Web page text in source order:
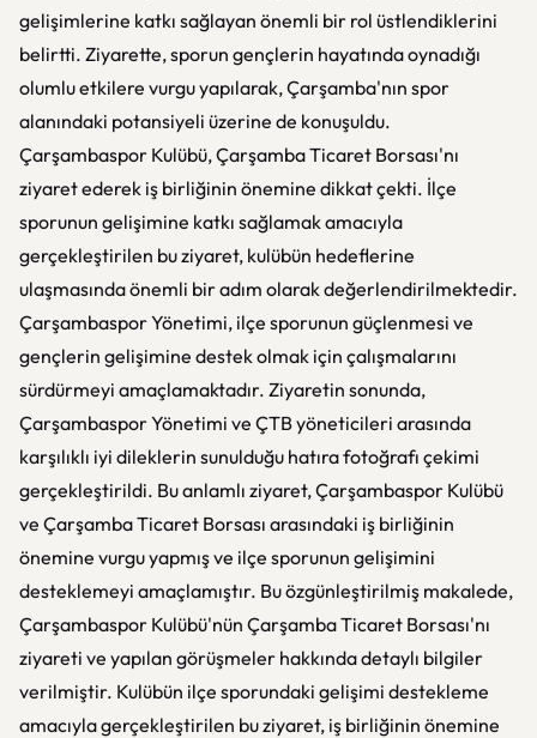
gelişimlerine katkı sağlayan önemli bir rol üstlendiklerini
belirtti. Ziyarette, sporun gençlerin hayatında oynadığı
olumlu etkilere vurgu yapılarak, Çarşamba'nın spor
alanındaki potansiyeli üzerine de konuşuldu.
Çarşambaspor Kulübü, Çarşamba Ticaret Borsası'nı
ziyaret ederek iş birliğinin önemine dikkat çekti. İlçe
sporunun gelişimine katkı sağlamak amacıyla
gerçekleştirilen bu ziyaret, kulübün hedeflerine
ulaşmasında önemli bir adım olarak değerlendirilmektedir.
Çarşambaspor Yönetimi, ilçe sporunun güçlenmesi ve
gençlerin gelişimine destek olmak için çalışmalarını
sürdürmeyi amaçlamaktadır. Ziyaretin sonunda,
Çarşambaspor Yönetimi ve ÇTB yöneticileri arasında
karşılıklı iyi dileklerin sunulduğu hatıra fotoğrafı çekimi
gerçekleştirildi. Bu anlamlı ziyaret, Çarşambaspor Kulübü
ve Çarşamba Ticaret Borsası arasındaki iş birliğinin
önemine vurgu yapmış ve ilçe sporunun gelişimini
desteklemeyi amaçlamıştır. Bu özgünleştirilmiş makalede,
Çarşambaspor Kulübü'nün Çarşamba Ticaret Borsası'nı
ziyareti ve yapılan görüşmeler hakkında detaylı bilgiler
verilmiştir. Kulübün ilçe sporundaki gelişimi destekleme
amacıyla gerçekleştirilen bu ziyaret, iş birliğinin önemine